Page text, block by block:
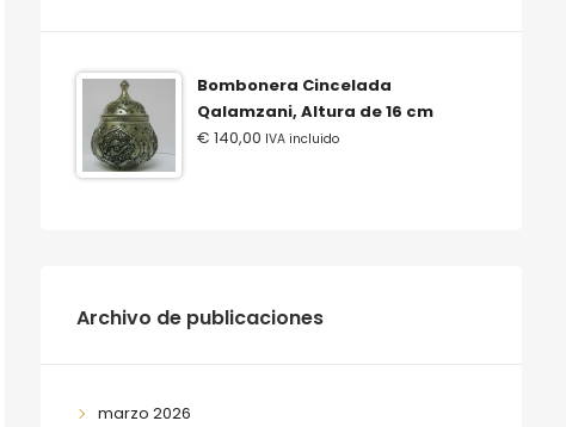
Bombonera Cincelada
Qalamzani, Altura de 16 cm
€ 140,00 IVA incluido
Archivo de publicaciones
marzo 2026